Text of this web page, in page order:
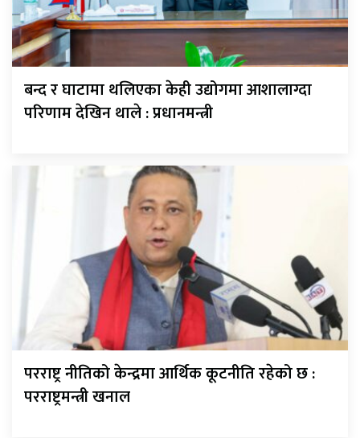
बन्द र घाटामा थलिएका केही उद्योगमा आशालाग्दा
परिणाम देखिन थाले : प्रधानमन्त्री
परराष्ट्र नीतिको केन्द्रमा आर्थिक कूटनीति रहेको छ :
परराष्ट्रमन्त्री खनाल